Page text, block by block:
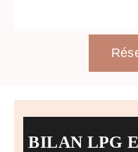
BILAN LPG